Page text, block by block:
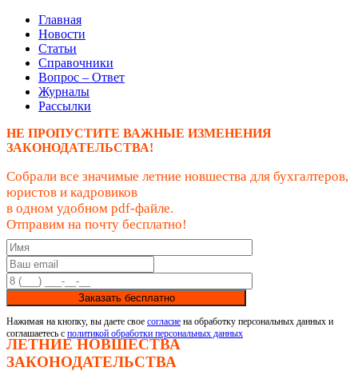
Главная
Новости
Статьи
Справочники
Вопрос – Ответ
Журналы
Рассылки
НЕ ПРОПУСТИТЕ ВАЖНЫЕ ИЗМЕНЕНИЯ
ЗАКОНОДАТЕЛЬСТВА!
Собрали все значимые летние новшества для бухгалтеров,
юристов и кадровиков
в одном удобном pdf-файле.
Отправим на почту бесплатно!
Заказать бесплатно
Нажимая на кнопку, вы даете свое согласие на обработку персональных данных и
соглашаетесь с политикой обработки персональных данных
ЛЕТНИЕ НОВШЕСТВА
ЗАКОНОДАТЕЛЬСТВА